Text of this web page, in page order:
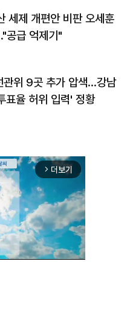
세제 개편안 비판 오세훈
공급 억제기"
관위 9곳 추가 압색…강남
표율 허위 입력' 정황
arrow_forward_ios 더보기